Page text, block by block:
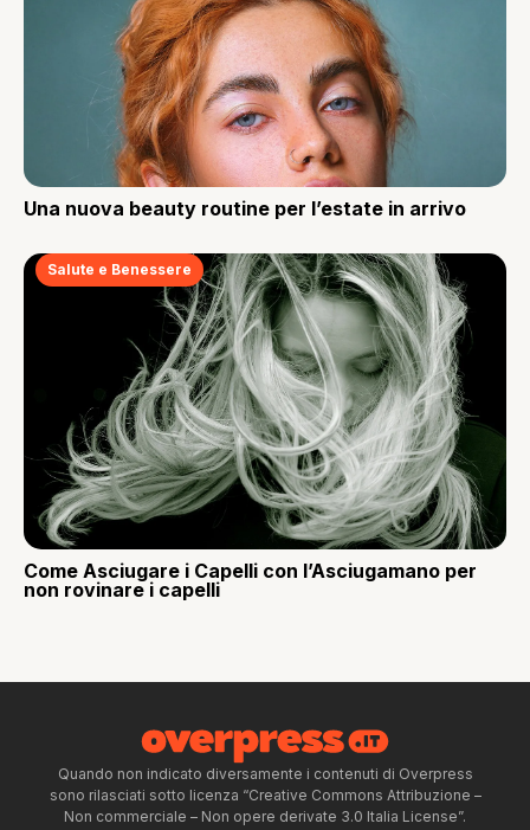
Una nuova beauty routine per l’estate in arrivo
Salute e Benessere
Come Asciugare i Capelli con l’Asciugamano per
non rovinare i capelli
Quando non indicato diversamente i contenuti di Overpress
sono rilasciati sotto licenza “Creative Commons Attribuzione –
Non commerciale – Non opere derivate 3.0 Italia License”.